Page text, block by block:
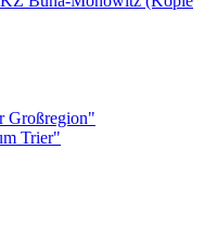
Großregion"
Trier"